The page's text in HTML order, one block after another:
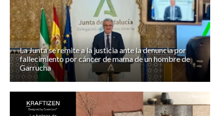
La Junta se remite a la justicia ante la denuncia por
fallecimiento por cáncer de mama de un hombre de
Garrucha